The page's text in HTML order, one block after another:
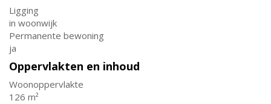
Ligging
in woonwijk
Permanente bewoning
ja
Oppervlakten en inhoud
Woonoppervlakte
126 m²